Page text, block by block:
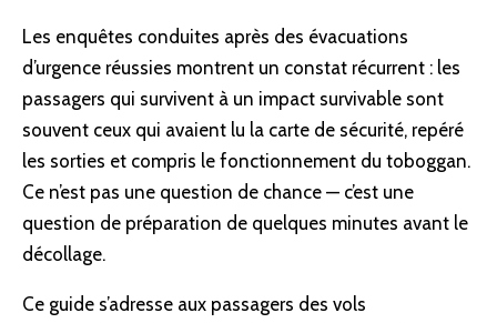
Les enquêtes conduites après des évacuations
d’urgence réussies montrent un constat récurrent : les
passagers qui survivent à un impact survivable sont
souvent ceux qui avaient lu la carte de sécurité, repéré
les sorties et compris le fonctionnement du toboggan.
Ce n’est pas une question de chance — c’est une
question de préparation de quelques minutes avant le
décollage.
Ce guide s’adresse aux passagers des vols